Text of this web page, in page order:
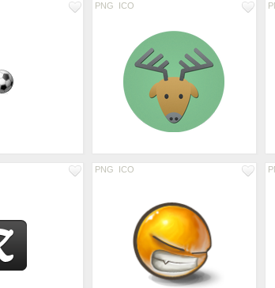
PNG ICO
PNG ICO